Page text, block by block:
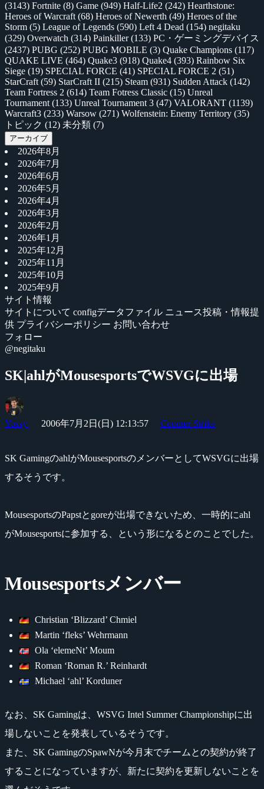
(3143) Fortnite (8) Game (949) Half-Life2 (242) Hearthstone:
Heroes of Warcraft (68) Heroes of Newerth (49) Heroes of the
Storm (5) League of Legends (590) Left 4 Dead (154) negitaku
(329) Overwatch (314) Painkiller(133) PC・ゲーミングデバイス
(2437) PUBG (252) PUBG MOBILE (3) Quake Champions (117)
QUAKE LIVE (464) Quake3 (918) Quake4 (393) Rainbow Six
Siege (19) SPECIAL FORCE (41) SPECIAL FORCE 2 (51)
StarCraft (59) StarCraft II (215) Steam (931) Sudden Attack (142)
Team Fortress 2 (614) Team Fotress Classic (15) Unreal
Tournament (133) Unreal Tournament 3 (47) VALORANT (1139)
Warcraft3 (233) Warsow (271) Wolfenstein: Enemy Territory (35)
トピック (12) 未分類 (7)
アーカイブ
2026年8月
2026年7月
2026年6月
2026年5月
2026年4月
2026年3月
2026年2月
2026年1月
2025年12月
2025年11月
2025年10月
2025年9月
サイト情報
サイトについて configデータファイル ニュース投稿・情報提
供 プライバシーポリシー お問い合わせ
フォロー
@negitaku
SK|ahlがMousesportsでWSVGに出場
Yossy 2006年7月2日(日) 12:13:57 Counter-Strike
SK GamingのahlがMousesportsのメンバーとしてWSVGに出場
するそうです。
MousesportsのPapstとgoreが出場できないため、一時的にahl
がMousesportsに参加する、という形になるとのことでした。
Mousesportsメンバー
Christian ‘Blizzard’ Chmiel
Martin ‘fleks’ Wehrmann
Ola ‘elemeNt’ Moum
Roman ‘Roman R.’ Reinhardt
Michael ‘ahl’ Korduner
なお、SK Gamingは、WSVG Intel Summer Championshipに出
場しないことを発表しているそうです。
また、SK GamingのSpawNが今月末でチームとの契約が終了
することになっていますが、新たに契約を更新しないことを